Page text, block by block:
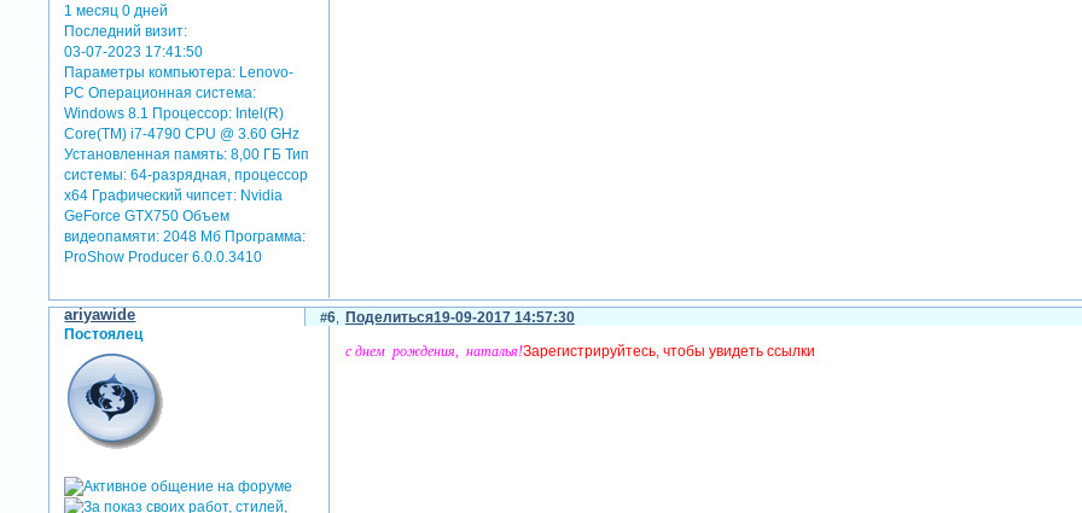
1 месяц 0 дней
Последний визит:
03-07-2023 17:41:50
Параметры компьютера: Lenovo-
PC Операционная система:
Windows 8.1 Процессор: Intel(R)
Core(TM) i7-4790 CPU @ 3.60 GHz
Установленная память: 8,00 ГБ Тип
системы: 64-разрядная, процессор
х64 Графический чипсет: Nvidia
GeForce GTX750 Объем
видеопамяти: 2048 Мб Программа:
ProShow Producer 6.0.0.3410
Поделиться
6 19-09-2017 14:57:30
ariyawide
Постоялец
с днем рождения, наталья!Зарегистрируйтесь, чтобы увидеть ссылки